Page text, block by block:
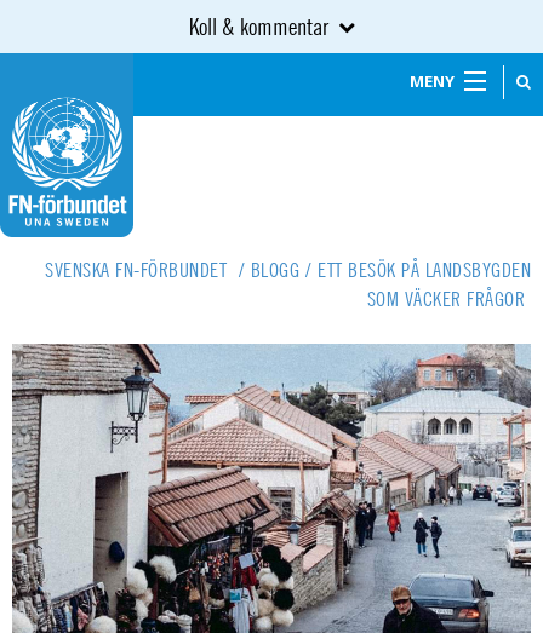
Koll & kommentar
MENY
SVENSKA FN-FÖRBUNDET / BLOGG / ETT BESÖK PÅ LANDSBYGDEN
SOM VÄCKER FRÅGOR